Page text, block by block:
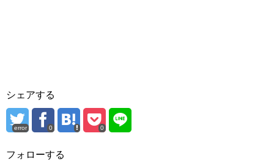
シェアする
error 0 0
フォローする